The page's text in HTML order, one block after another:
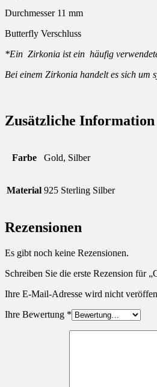
Durchmesser 11 mm
Butterfly Verschluss
*Ein Zirkonia ist ein häufig
Bei einem Zirkonia handelt es sich um
Zusätzliche Information
Farbe Gold, Silber
Material 925 Sterling Silber
Rezensionen
Es gibt noch keine Rezensionen.
Schreiben Sie die erste Rezension für
Ihre E-Mail-Adresse wird nicht
Ihre Bewertung *